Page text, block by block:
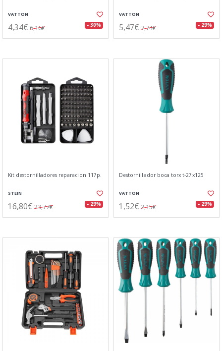
VATTON
4,34€ 6,16€ - 30%
VATTON
5,47€ 7,74€ - 29%
Kit destornilladores reparacion 117p.
STEIN
16,80€ 23,77€ - 29%
Destornillador boca torx t-27x125
VATTON
1,52€ 2,15€ - 29%